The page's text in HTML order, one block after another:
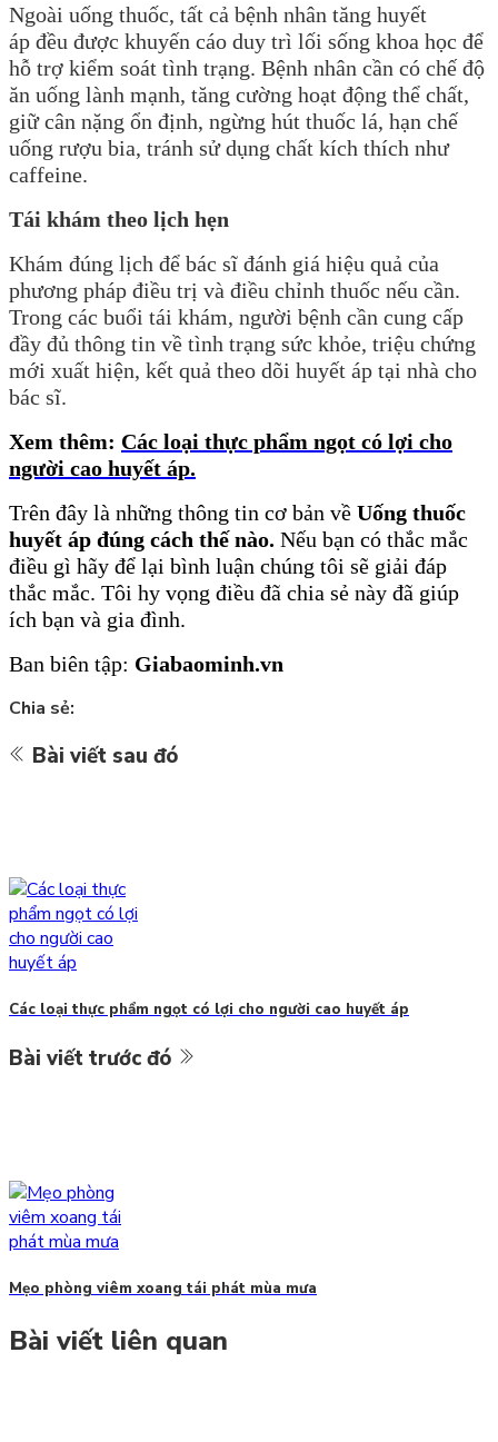
Ngoài uống thuốc, tất cả bệnh nhân tăng huyết
áp đều được khuyến cáo duy trì lối sống khoa học để
hỗ trợ kiểm soát tình trạng. Bệnh nhân cần có chế độ
ăn uống lành mạnh, tăng cường hoạt động thể chất,
giữ cân nặng ổn định, ngừng hút thuốc lá, hạn chế
uống rượu bia, tránh sử dụng chất kích thích như
caffeine.
Tái khám theo lịch hẹn
Khám đúng lịch để bác sĩ đánh giá hiệu quả của
phương pháp điều trị và điều chỉnh thuốc nếu cần.
Trong các buổi tái khám, người bệnh cần cung cấp
đầy đủ thông tin về tình trạng sức khỏe, triệu chứng
mới xuất hiện, kết quả theo dõi huyết áp tại nhà cho
bác sĩ.
Xem thêm: Các loại thực phẩm ngọt có lợi cho
người cao huyết áp.
Trên đây là những thông tin cơ bản về Uống thuốc
huyết áp đúng cách thế nào. Nếu bạn có thắc mắc
điều gì hãy để lại bình luận chúng tôi sẽ giải đáp
thắc mắc. Tôi hy vọng điều đã chia sẻ này đã giúp
ích bạn và gia đình.
Ban biên tập: Giabaominh.vn
Chia sẻ:
Bài viết sau đó
Các loại thực phẩm ngọt có lợi cho người cao huyết áp
Bài viết trước đó
Mẹo phòng viêm xoang tái phát mùa mưa
Bài viết liên quan